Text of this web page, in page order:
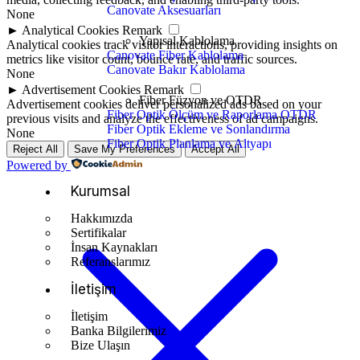
Canovate Aksesuarları
Yapısal Kablolama
Canovate Fiber Kablolama
Canovate Bakır Kablolama
Fiber Füzyon ve OTDR
Fiber Optik Ölçüm ve Raporlama OTDR
Fiber Optik Ekleme ve Sonlandırma
Fiber Optik Planlama ve Altyapı
Kurumsal
Hakkımızda
Sertifikalar
İnsan Kaynakları
Referanslarımız
İletişim
İletişim
Banka Bilgilerimiz
Bize Ulaşın
None
► Analytical Cookies Remark
Analytical cookies track visitor interactions, providing insights on
metrics like visitor count, bounce rate, and traffic sources.
None
► Advertisement Cookies Remark
Advertisement cookies deliver personalized ads based on your
previous visits and analyze the effectiveness of ad campaigns.
None
Reject All Save My Preferences Accept All
Powered by